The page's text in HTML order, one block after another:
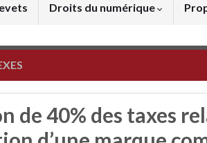
Droits du numérique
de 40% des taxes